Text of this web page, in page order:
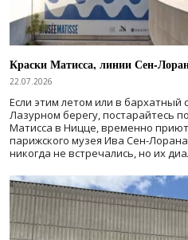
Краски Матисса, линии Сен-
22.07.2026
Если этим летом или в бархатный
Лазурном берегу, постарайтесь
Матисса в Ницце, временно
парижского музея Ива Сен-
никогда не встречались, но их